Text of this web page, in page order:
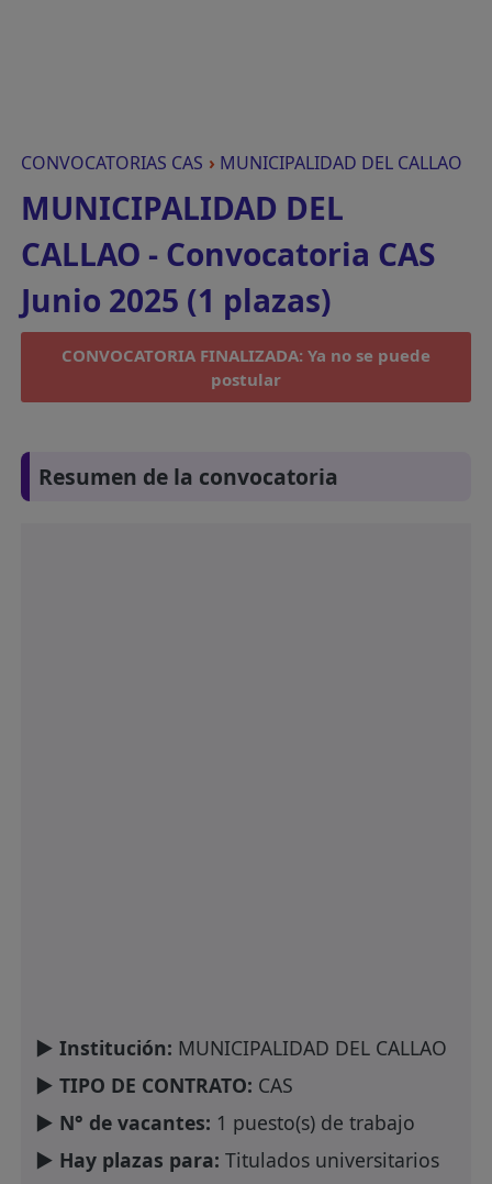
CONVOCATORIAS CAS › MUNICIPALIDAD DEL CALLAO
MUNICIPALIDAD DEL
CALLAO - Convocatoria CAS
Junio 2025 (1 plazas)
CONVOCATORIA FINALIZADA: Ya no se puede
postular
Resumen de la convocatoria
► Institución: MUNICIPALIDAD DEL CALLAO
► TIPO DE CONTRATO: CAS
► N° de vacantes: 1 puesto(s) de trabajo
► Hay plazas para: Titulados universitarios